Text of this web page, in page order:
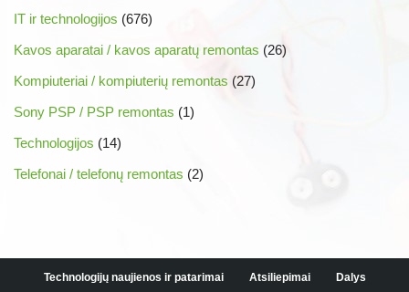
IT ir technologijos (676)
Kavos aparatai / kavos aparatų remontas (26)
Kompiuteriai / kompiuterių remontas (27)
Sony PSP / PSP remontas (1)
Technologijos (14)
Telefonai / telefonų remontas (2)
Technologijų naujienos ir patarimai Atsiliepimai
Dalys